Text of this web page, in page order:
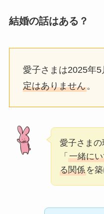
結婚の話はある？
愛子さまは2025年5
定はありません。
愛子さま
「 一緒に
る関係を築